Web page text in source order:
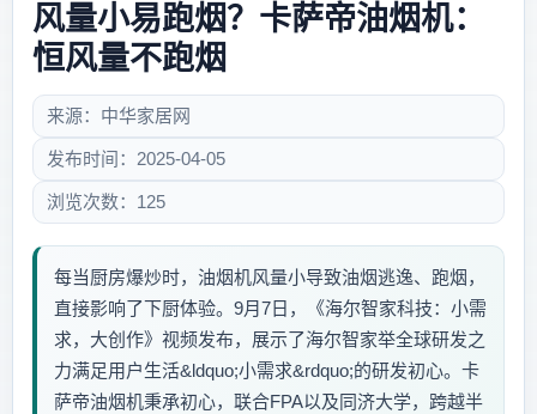
风量小易跑烟？卡萨帝油烟机：
恒风量不跑烟
来源：中华家居网
发布时间：2025-04-05
浏览次数：125
每当厨房爆炒时，油烟机风量小导致油烟逃逸、跑烟，
直接影响了下厨体验。9月7日，《海尔智家科技：小需
求，大创作》视频发布，展示了海尔智家举全球研发之
力满足用户生活&ldquo;小需求&rdquo;的研发初心。卡
萨帝油烟机秉承初心，联合FPA以及同济大学，跨越半